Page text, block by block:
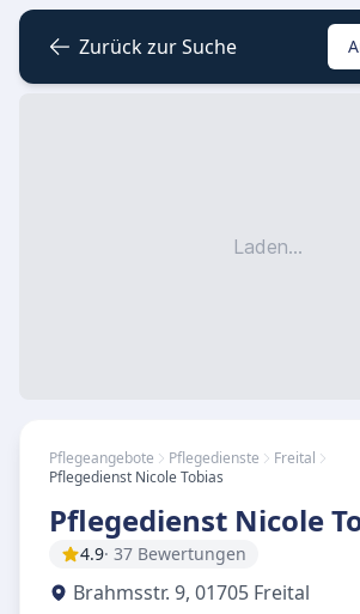
Zurück zur Suche
Laden...
Pflegeangebote Pflegedienste
Freital
Pflegedienst Nicole Tobias
Pflegedienst Nicole
4.9· 37 Bewertungen
Brahmsstr. 9, 01705 Freital